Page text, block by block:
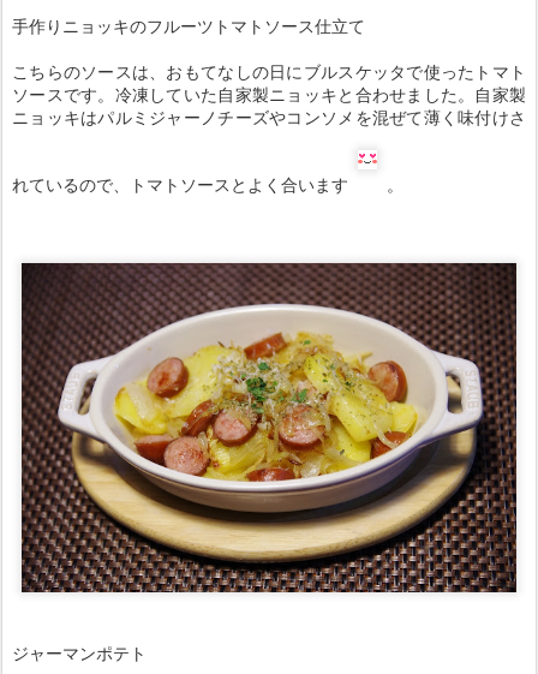
手作りニョッキのフルーツトマトソース仕立て
こちらのソースは、おもてなしの日にブルスケッタで使ったトマト
ソースです。冷凍していた自家製ニョッキと合わせました。自家製
ニョッキはパルミジャーノチーズやコンソメを混ぜて薄く味付けさ
れているので、トマトソースとよく合います 。
ジャーマンポテト